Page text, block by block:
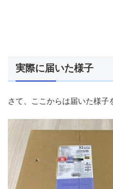
実際に届いた様子
さて、ここからは届いた様子